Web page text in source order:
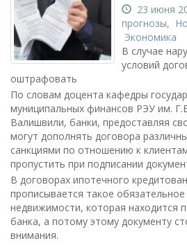
23 июня
прогнозы,
Экономика
В случае
условий
оштрафовать
По словам доцента кафедры
муниципальных финансов РЭУ им.
Валишвили, банки, предоставляя
могут дополнять договора
санкциями по отношению к
пропустить при подписании
В договорах ипотечного
прописывается такое обязательное
недвижимости, которая находится
банка, а потому этому документу
внимания.